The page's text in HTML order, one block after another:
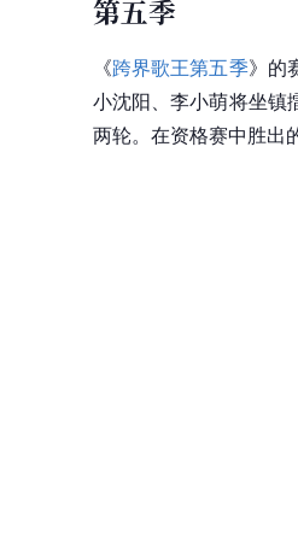
第五季
《跨界歌王第五季》的
小沈阳、李小萌将坐镇
两轮。在资格赛中胜出